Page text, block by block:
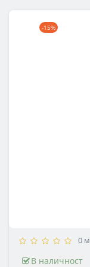
-15%
0
В наличност